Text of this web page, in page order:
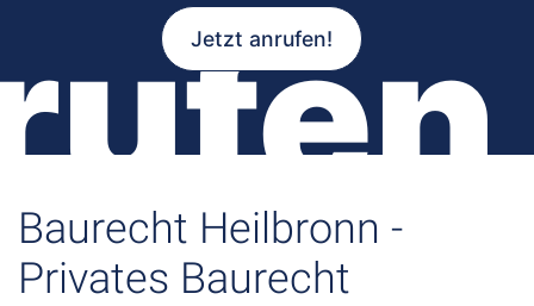
Jetzt anrufen!
Baurecht Heilbronn -
Privates Baurecht